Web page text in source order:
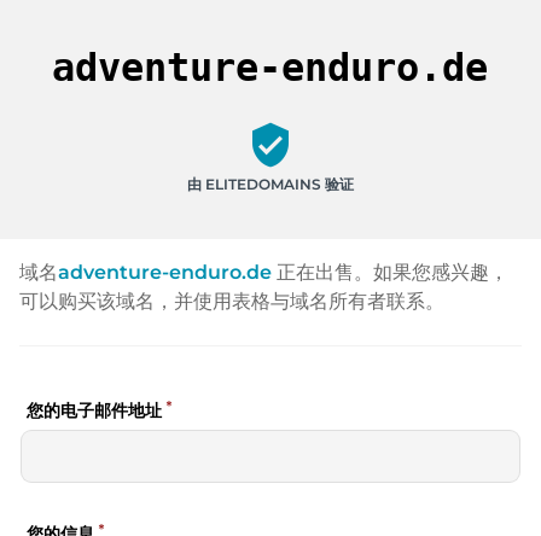
adventure-enduro.de
verified_user
由 ELITEDOMAINS 验证
域名adventure-enduro.de 正在出售。如果您感兴趣，
可以购买该域名，并使用表格与域名所有者联系。